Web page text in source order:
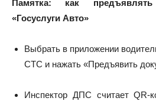
Памятка: как
«Госуслуги Авто»
Выбрать в приложении
СТС и нажать «Предъявить
Инспектор ДПС считает QR-